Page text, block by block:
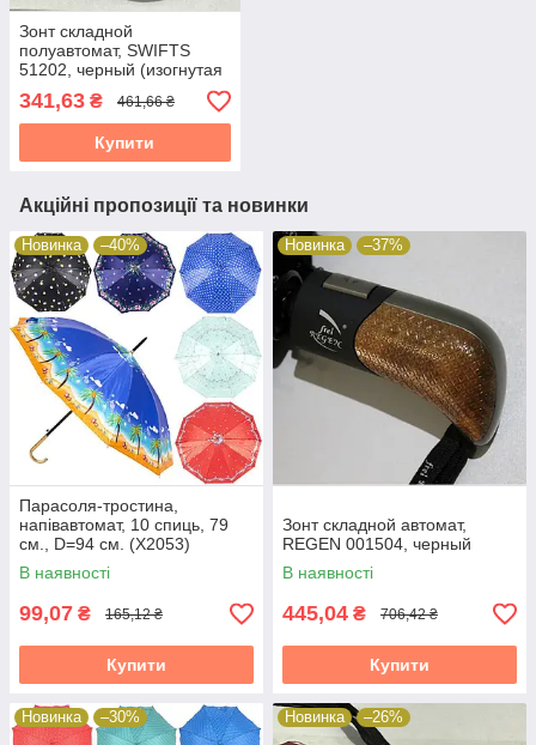
Зонт складной
полуавтомат, SWIFTS
51202, черный (изогнутая
341,63 ₴ 461,66 ₴
Купити
Акційні пропозиції та новинки
Новинка –40%
Парасоля-тростина,
напівавтомат, 10 спиць, 79
см., D=94 см. (X2053)
В наявності
99,07 ₴ 165,12 ₴
Купити
Новинка –37%
Зонт складной автомат,
REGEN 001504, черный
В наявності
445,04 ₴ 706,42 ₴
Купити
Новинка –30% Новинка –26%